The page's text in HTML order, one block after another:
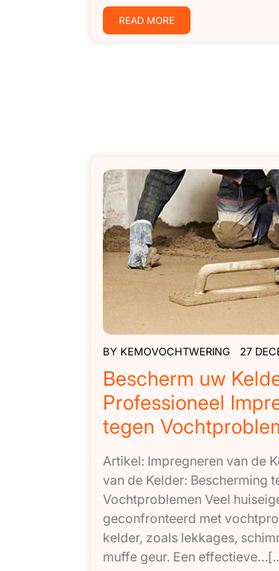
READ MORE
BY KEMOVOCHTWERING 27
Bescherm uw
Professioneel
tegen
Artikel: Impregneren van de
van de Kelder: Bescherming
Vochtproblemen Veel
geconfronteerd met
kelder, zoals lekkages,
muffe geur. Een